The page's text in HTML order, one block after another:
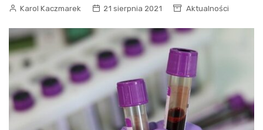
Karol Kaczmarek 21 sierpnia 2021 Aktualności